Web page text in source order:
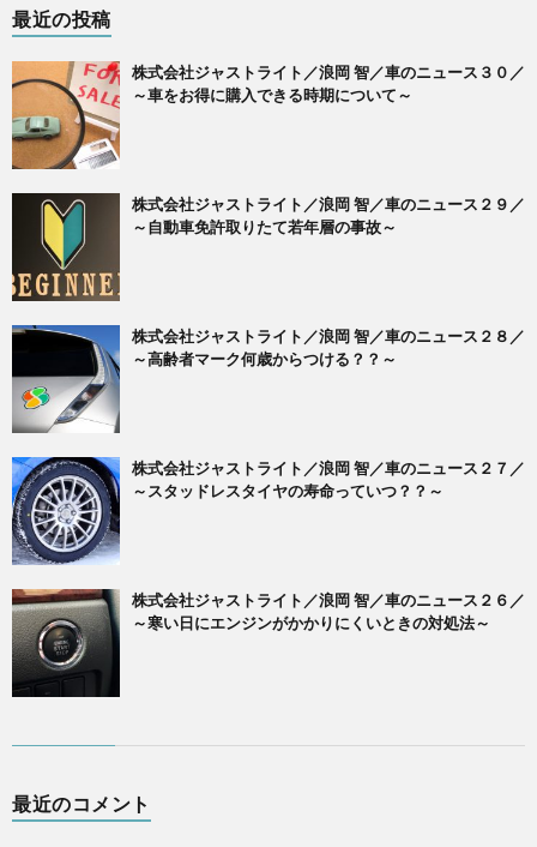
最近の投稿
株式会社ジャストライト／浪岡 智／車のニュース３０／
～車をお得に購入できる時期について～
株式会社ジャストライト／浪岡 智／車のニュース２９／
～自動車免許取りたて若年層の事故～
株式会社ジャストライト／浪岡 智／車のニュース２８／
～高齢者マーク何歳からつける？？～
株式会社ジャストライト／浪岡 智／車のニュース２７／
～スタッドレスタイヤの寿命っていつ？？～
株式会社ジャストライト／浪岡 智／車のニュース２６／
～寒い日にエンジンがかかりにくいときの対処法～
最近のコメント